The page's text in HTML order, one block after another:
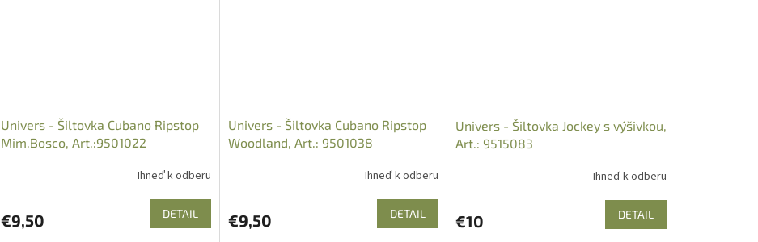
Univers - Šiltovka Cubano Ripstop
Mim.Bosco, Art.:9501022
Ihneď k odberu
€9,50 DETAIL
Univers - Šiltovka Cubano Ripstop
Woodland, Art.: 9501038
Ihneď k odberu
€9,50 DETAIL
Univers - Šiltovka Jockey s výšivkou,
Art.: 9515083
Ihneď k odberu
€10 DETAIL